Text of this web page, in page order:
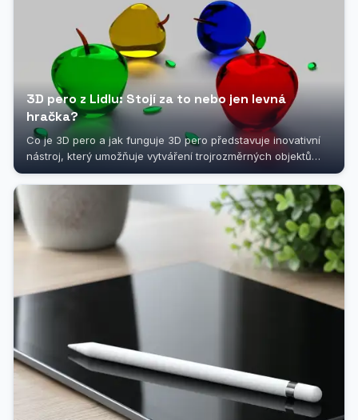
3D pero z Lidlu: Stojí za to nebo jen levná
hračka?
Co je 3D pero a jak funguje 3D pero představuje inovativní
nástroj, který umožňuje vytváření trojrozměrných objektů
přímo ve vzduchu...